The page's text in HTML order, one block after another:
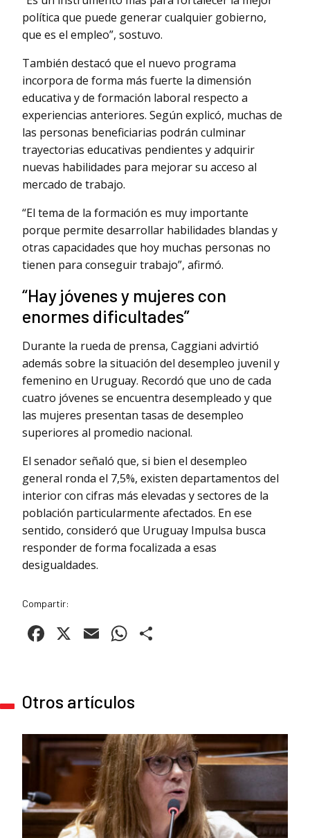
política que puede generar cualquier gobierno,
que es el empleo”, sostuvo.
También destacó que el nuevo programa
incorpora de forma más fuerte la dimensión
educativa y de formación laboral respecto a
experiencias anteriores. Según explicó, muchas de
las personas beneficiarias podrán culminar
trayectorias educativas pendientes y adquirir
nuevas habilidades para mejorar su acceso al
mercado de trabajo.
“El tema de la formación es muy importante
porque permite desarrollar habilidades blandas y
otras capacidades que hoy muchas personas no
tienen para conseguir trabajo”, afirmó.
“Hay jóvenes y mujeres con
enormes dificultades”
Durante la rueda de prensa, Caggiani advirtió
además sobre la situación del desempleo juvenil y
femenino en Uruguay. Recordó que uno de cada
cuatro jóvenes se encuentra desempleado y que
las mujeres presentan tasas de desempleo
superiores al promedio nacional.
El senador señaló que, si bien el desempleo
general ronda el 7,5%, existen departamentos del
interior con cifras más elevadas y sectores de la
población particularmente afectados. En ese
sentido, consideró que Uruguay Impulsa busca
responder de forma focalizada a esas
desigualdades.
Compartir:
Facebook
X EmailWhatsApp
Otros artículos